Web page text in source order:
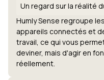
Un regard sur la réalité
Humly Sense regroupe
appareils connectés et
travail, ce qui vous
deviner, mais d'agir en
réellement.